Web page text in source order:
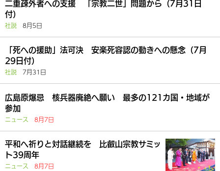
二重疎外者への支援 「宗教二世」問題から（7月31日
付）
社説 8月5日
「死への援助」法可決 安楽死容認の動きへの懸念（7月
29日付）
社説 7月31日
広島原爆忌 核兵器廃絶へ願い 最多の121カ国・地域が
参加
ニュース 8月7日
平和へ祈りと対話継続を 比叡山宗教サミッ
ト39周年
ニュース 8月7日